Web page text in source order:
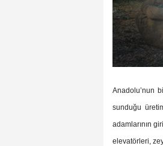
Anadolu’nun
sunduğu
adamlarının
elevatörleri,